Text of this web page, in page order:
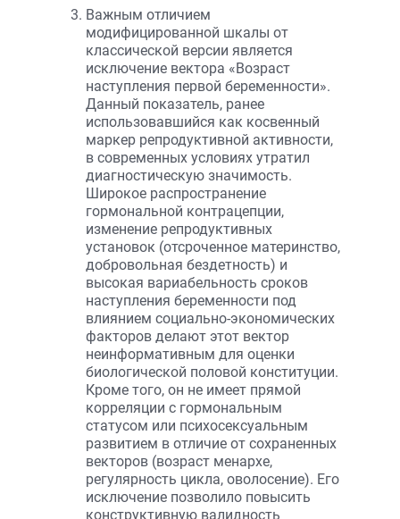
Важным отличием
модифицированной шкалы от
классической версии является
исключение вектора «Возраст
наступления первой беременности».
Данный показатель, ранее
использовавшийся как косвенный
маркер репродуктивной активности,
в современных условиях утратил
диагностическую значимость.
Широкое распространение
гормональной контрацепции,
изменение репродуктивных
установок (отсроченное материнство,
добровольная бездетность) и
высокая вариабельность сроков
наступления беременности под
влиянием социально-экономических
факторов делают этот вектор
неинформативным для оценки
биологической половой конституции.
Кроме того, он не имеет прямой
корреляции с гормональным
статусом или психосексуальным
развитием в отличие от сохраненных
векторов (возраст менархе,
регулярность цикла, оволосение). Его
исключение позволило повысить
конструктивную валидность